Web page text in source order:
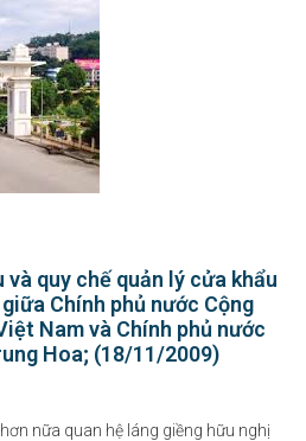
quy chế quản lý cửa khẩu
Chính phủ nước Cộng
Nam và Chính phủ nước
Hoa; (18/11/2009)
nữa quan hệ láng giềng hữu nghị